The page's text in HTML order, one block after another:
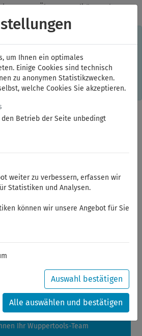
✓Über 20 Qualitätsmarken ✓
Inland ab 150,00 Euro Bruttowarenwert
werden beispielsweise die Session-
auf Ihrem Rechner
ist der Funktionsumfang des
Sind Sie damit nicht
bitte hier.
Kupplung
und 21.08.2026 machen auch wir
in diesem Zeitraum werden ab dem
verschickt.
Ihr Wuppertools-Team
um Ihnen ein optimales
Einige Cookies sind technisch
zu anonymen Statistikzwecken.
welche Cookies Sie akzeptieren.
Betrieb der Seite unbedingt
weiter zu verbessern, erfassen wir
Statistiken und Analysen.
können wir unsere Angebot für Sie
Auswahl bestätigen
Alle auswählen und bestätigen